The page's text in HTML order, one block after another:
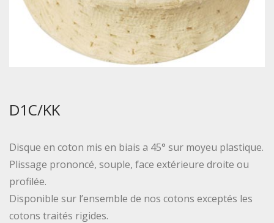
D1C/KK
Disque en coton mis en biais a 45° sur moyeu plastique.
Plissage prononcé, souple, face extérieure droite ou
profilée.
Disponible sur l’ensemble de nos cotons exceptés les
cotons traités rigides.